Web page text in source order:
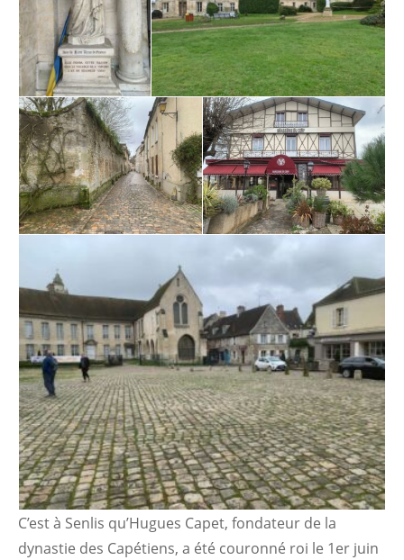
C’est à Senlis qu’Hugues Capet, fondateur de la
dynastie des Capétiens, a été couronné roi le 1er juin